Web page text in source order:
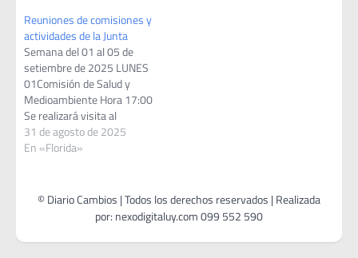
Reuniones de comisiones y
actividades de la Junta
Semana del 01 al 05 de
setiembre de 2025 LUNES
01Comisión de Salud y
Medioambiente Hora 17:00
Se realizará visita al
vertedero municipal por
parte de la comisión en
Ambiental, Sr. Arturo
López.Lugar de salida: Sede
del organismo 17:00
hs.Comisión de…
31 de agosto de 2025
En «Florida»